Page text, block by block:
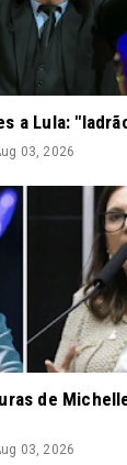
a Lula:
03, 2026
de
03, 2026